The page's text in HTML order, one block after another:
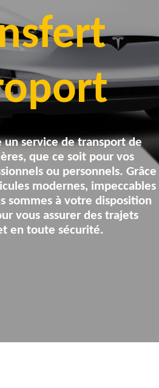
un service de transport de
, que ce soit pour vos
ou personnels. Grâce
modernes, impeccables
sommes à votre disposition
vous assurer des trajets
en toute sécurité.